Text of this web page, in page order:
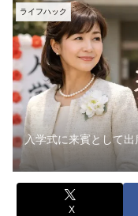
ライフハック
入学式に来賓として
X